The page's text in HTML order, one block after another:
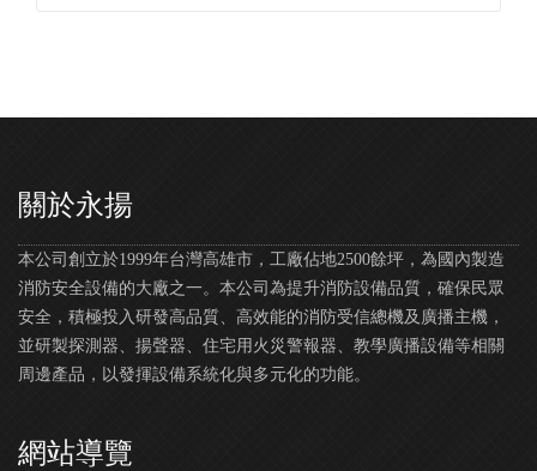
關於永揚
本公司創立於1999年台灣高雄市，工廠佔地2500餘坪，為國內製造
消防安全設備的大廠之一。本公司為提升消防設備品質，確保民眾
安全，積極投入研發高品質、高效能的消防受信總機及廣播主機，
並研製探測器、揚聲器、住宅用火災警報器、教學廣播設備等相關
周邊產品，以發揮設備系統化與多元化的功能。
網站導覽